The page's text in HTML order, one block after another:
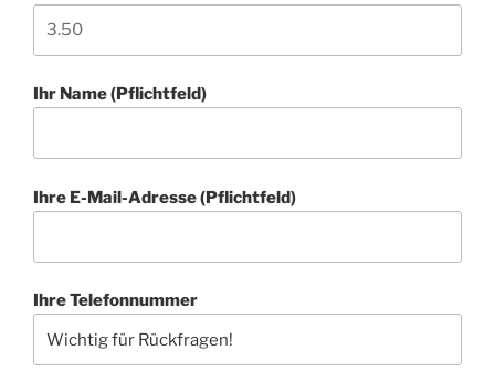
Ihr Name (Pflichtfeld)
Ihre E-Mail-Adresse (Pflichtfeld)
Ihre Telefonnummer